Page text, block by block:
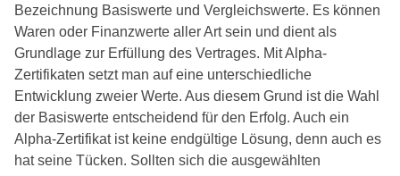
Bezeichnung Basiswerte und Vergleichswerte. Es können
Waren oder Finanzwerte aller Art sein und dient als
Grundlage zur Erfüllung des Vertrages. Mit Alpha-
Zertifikaten setzt man auf eine unterschiedliche
Entwicklung zweier Werte. Aus diesem Grund ist die Wahl
der Basiswerte entscheidend für den Erfolg. Auch ein
Alpha-Zertifikat ist keine endgültige Lösung, denn auch es
hat seine Tücken. Sollten sich die ausgewählten